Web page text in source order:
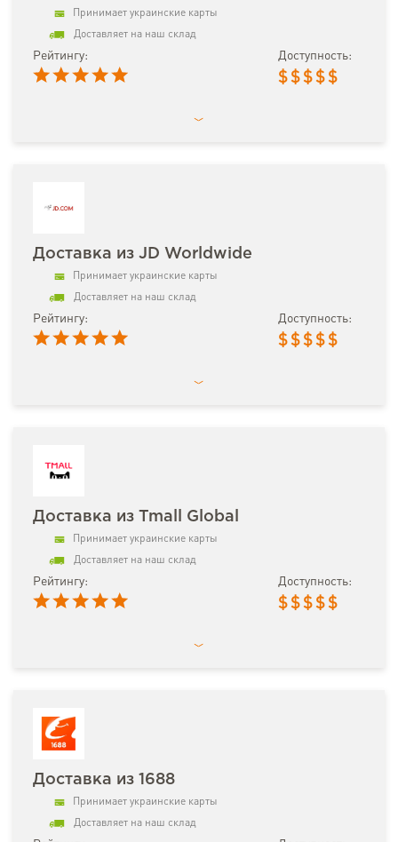
Принимает украинские карты
Доставляет на наш склад
Рейтингу: Доступность:
$ $ $ $ $
Доставка из JD Worldwide
Принимает украинские карты
Доставляет на наш склад
Рейтингу: Доступность:
$ $ $ $ $
Доставка из Tmall Global
Принимает украинские карты
Доставляет на наш склад
Рейтингу: Доступность:
$ $ $ $ $
Доставка из 1688
Принимает украинские карты
Доставляет на наш склад